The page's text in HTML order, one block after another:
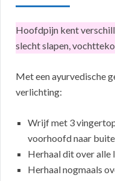
Hoofdpijn kent
slecht slapen,
Met een ayurvedische
verlichting:
Wrijf met 3
voorhoofd naar
Herhaal dit over alle
Herhaal nogmaals